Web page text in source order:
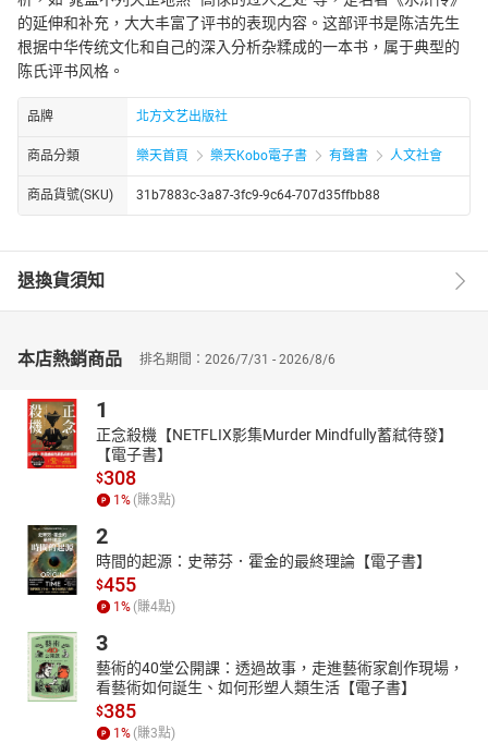
的延伸和补充，大大丰富了评书的表现内容。这部评书是陈洁先生
根据中华传统文化和自己的深入分析杂糅成的一本书，属于典型的
陈氏评书风格。
品牌 北方文艺出版社
商品分類 樂天首頁 樂天Kobo電子書 有聲書 人文社會
商品貨號(SKU) 31b7883c-3a87-3fc9-9c64-707d35ffbb88
退換貨須知
本店熱銷商品 排名期間：2026/7/31 - 2026/8/6
1
正念殺機【NETFLIX影集Murder Mindfully蓄弒待發】
【電子書】
$308
1% (賺3點)
2
時間的起源：史蒂芬．霍金的最終理論【電子書】
$455
1% (賺4點)
3
藝術的40堂公開課：透過故事，走進藝術家創作現場，
看藝術如何誕生、如何形塑人類生活【電子書】
$385
1% (賺3點)